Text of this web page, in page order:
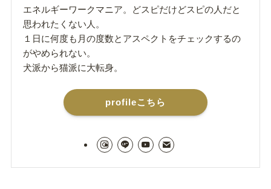
エネルギーワークマニア。どスピだけどスピの人だと
思われたくない人。
１日に何度も月の度数とアスペクトをチェックするの
がやめられない。
犬派から猫派に大転身。
profileこちら